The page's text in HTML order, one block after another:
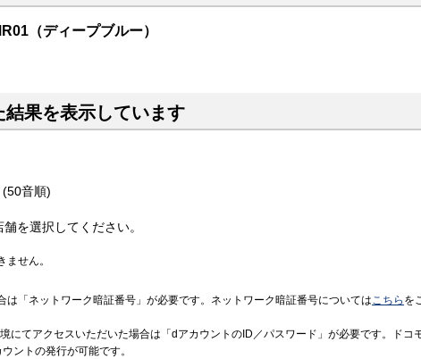
（ディープブルー）
果を表示しています
音順)
を選択してください。
せん。
は「ネットワーク暗証番号」が必要です。ネットワーク暗証番号についてはこちら を
にてアクセスいただいた場合は「dアカウントのID／パスワード」が必要です。ドコ
ントの発行が可能です。